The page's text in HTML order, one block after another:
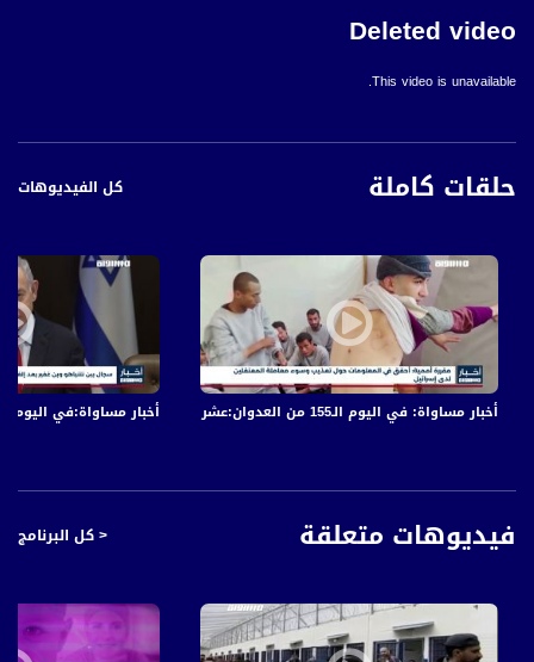
Deleted video
This video is unavailable.
حلقات كاملة كل الفيديوهات
أخبار مساواة:في اليوم الـ152 من العدوان: عشرات الشهداء والجرحى في قصف الاحتلال المتواصل على أخبار مساواة: في اليوم الـ155 من العدوان:عشرات الشهداء والجرحى في قصف الاحتلال المتواصل على قطاع غزة
فيديوهات متعلقة < كل البرنامج